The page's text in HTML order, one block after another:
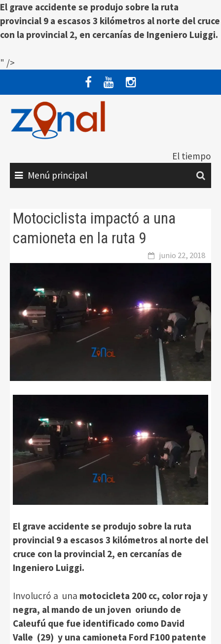
El grave accidente se produjo sobre la ruta
provincial 9 a escasos 3 kilómetros al norte del cruce
con la provincial 2, en cercanías de Ingeniero Luiggi.
" />
contenido
El tiempo
Menú principal
Motociclista impactó a una
camioneta en la ruta 9
junio 22, 2018
El grave accidente se produjo sobre la ruta
provincial 9 a escasos 3 kilómetros al norte del
cruce con la provincial 2, en cercanías de
Ingeniero Luiggi.
Involucró a una motocicleta 200 cc, color roja y
negra, al mando de un joven oriundo de
Caleufú que fue identificado como David
Valle (29) y una camioneta Ford F100 patente